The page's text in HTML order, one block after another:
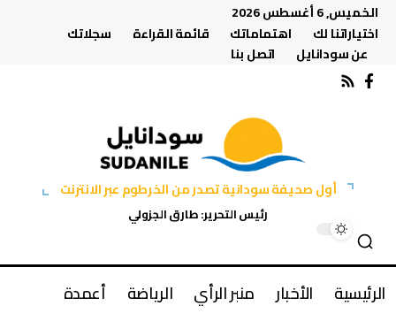
الخميس, 6 أغسطس 2026
اختياراتنا لك
اهتماماتك قائمة القراءة
سجلاتك
عن سودانايل
اتصل بنا
أول صحيفة سودانية تصدر من الخرطوم عبر الانترنت
رئيس التحرير: طارق الجزولي
الرئيسية الأخبار منبر الرأي الرياضة
أعمدة